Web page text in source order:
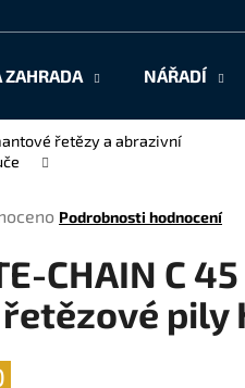
ZAHRADA NÁŘADÍ
řetězy a abrazivní
Podrobnosti hodnocení
CHAIN C
pily